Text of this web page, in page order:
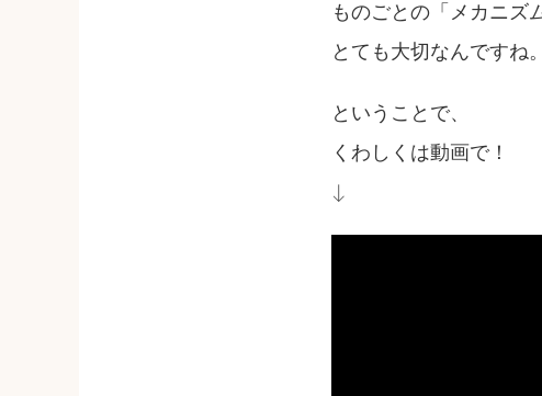
ものごとの「メカニズ
とても大切なんですね。
ということで、
くわしくは動画で！
↓